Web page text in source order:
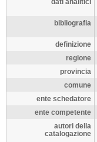
bibliografia
definizione
regione
provincia
comune
ente schedatore
ente competente
autori della
catalogazione